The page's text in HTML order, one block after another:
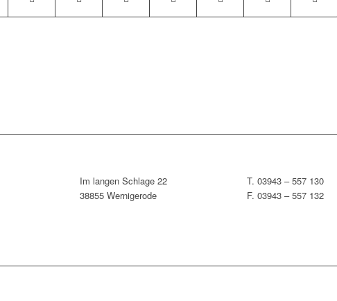
Im langen Schlage 22
38855 Wernigerode
T. 03943 – 557 130
F. 03943 – 557 132